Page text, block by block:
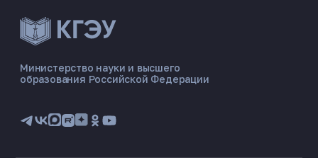
ЭНЕРГОКОД — ПОМОЩНИК КГЭУ
📋 Приёмная комиссия
🏠 Общежитие
Министерство науки и высшего
образования Российской Федерации